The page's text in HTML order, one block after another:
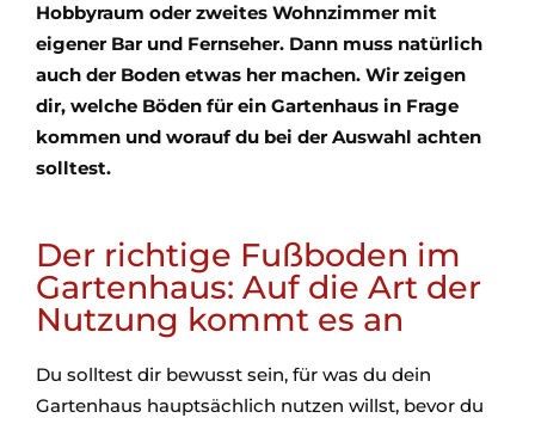
Hobbyraum oder zweites Wohnzimmer mit
eigener Bar und Fernseher. Dann muss natürlich
auch der Boden etwas her machen. Wir zeigen
dir, welche Böden für ein Gartenhaus in Frage
kommen und worauf du bei der Auswahl achten
solltest.
Der richtige Fußboden im
Gartenhaus: Auf die Art der
Nutzung kommt es an
Du solltest dir bewusst sein, für was du dein
Gartenhaus hauptsächlich nutzen willst, bevor du